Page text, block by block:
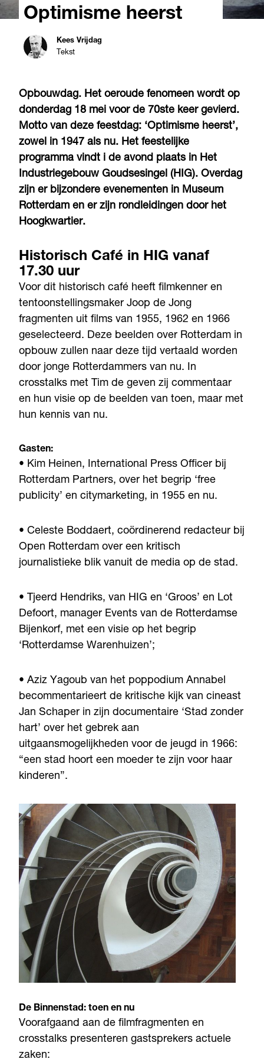
Optimisme heerst
Kees Vrijdag
Tekst
Opbouwdag. Het oeroude fenomeen wordt op
donderdag 18 mei voor de 70ste keer gevierd.
Motto van deze feestdag: ‘Optimisme heerst’,
zowel in 1947 als nu. Het feestelijke
programma vindt i de avond plaats in Het
Industriegebouw Goudsesingel (HIG). Overdag
zijn er bijzondere evenementen in Museum
Rotterdam en er zijn rondleidingen door het
Hoogkwartier.
Historisch Café in HIG vanaf
17.30 uur
Voor dit historisch café heeft filmkenner en
tentoonstellingsmaker Joop de Jong
fragmenten uit films van 1955, 1962 en 1966
geselecteerd. Deze beelden over Rotterdam in
opbouw zullen naar deze tijd vertaald worden
door jonge Rotterdammers van nu. In
crosstalks met Tim de geven zij commentaar
en hun visie op de beelden van toen, maar met
hun kennis van nu.
Gasten:
• Kim Heinen, International Press Officer bij
Rotterdam Partners, over het begrip ‘free
publicity’ en citymarketing, in 1955 en nu.
• Celeste Boddaert, coördinerend redacteur bij
Open Rotterdam over een kritisch
journalistieke blik vanuit de media op de stad.
• Tjeerd Hendriks, van HIG en ‘Groos’ en Lot
Defoort, manager Events van de Rotterdamse
Bijenkorf, met een visie op het begrip
‘Rotterdamse Warenhuizen’;
• Aziz Yagoub van het poppodium Annabel
becommentarieert de kritische kijk van cineast
Jan Schaper in zijn documentaire ‘Stad zonder
hart’ over het gebrek aan
uitgaansmogelijkheden voor de jeugd in 1966:
“een stad hoort een moeder te zijn voor haar
kinderen”.
De Binnenstad: toen en nu
Voorafgaand aan de filmfragmenten en
crosstalks presenteren gastsprekers actuele
zaken: